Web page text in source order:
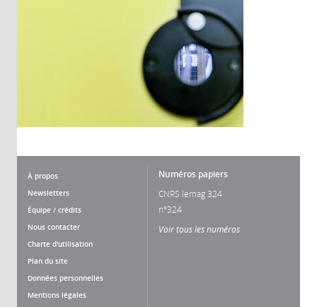
À propos
Newsletters
Équipe / crédits
Nous contacter
Charte d'utilisation
Plan du site
Données personnelles
Mentions légales
Numéros papiers
CNRS lemag 324
n°324
Voir tous les numéros